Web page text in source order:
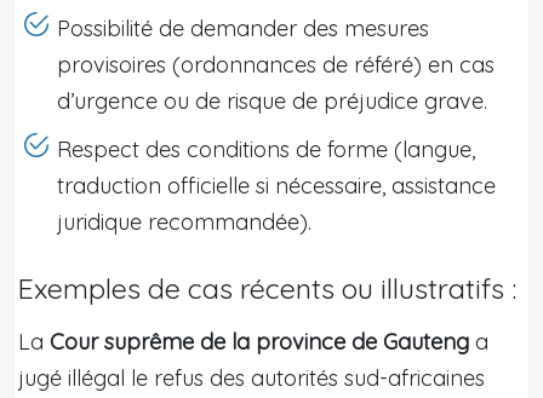
Possibilité de demander des mesures
provisoires (ordonnances de référé) en cas
d’urgence ou de risque de préjudice grave.
Respect des conditions de forme (langue,
traduction officielle si nécessaire, assistance
juridique recommandée).
Exemples de cas récents ou illustratifs :
La Cour suprême de la province de Gauteng a
jugé illégal le refus des autorités sud-africaines